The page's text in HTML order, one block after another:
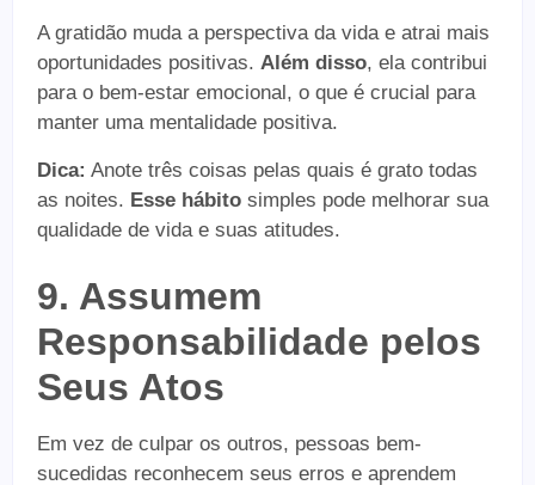
A gratidão muda a perspectiva da vida e atrai mais
oportunidades positivas. Além disso, ela contribui
para o bem-estar emocional, o que é crucial para
manter uma mentalidade positiva.
Dica: Anote três coisas pelas quais é grato todas
as noites. Esse hábito simples pode melhorar sua
qualidade de vida e suas atitudes.
9. Assumem
Responsabilidade pelos
Seus Atos
Em vez de culpar os outros, pessoas bem-
sucedidas reconhecem seus erros e aprendem